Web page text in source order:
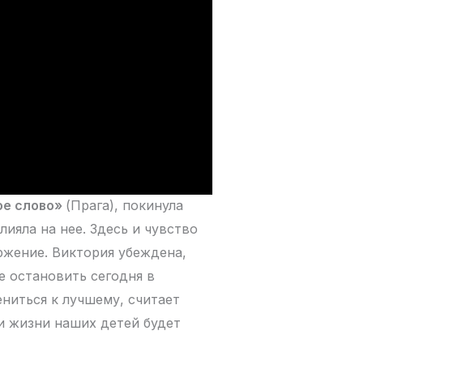
слово» (Прага), покинула
на нее. Здесь и чувство
Виктория убеждена,
остановить сегодня в
к лучшему, считает
жизни наших детей будет